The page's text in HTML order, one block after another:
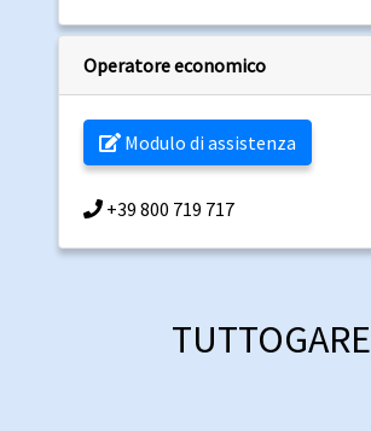
Operatore economico
Modulo di assistenza
+39 800 719 717
TUTTOGARE